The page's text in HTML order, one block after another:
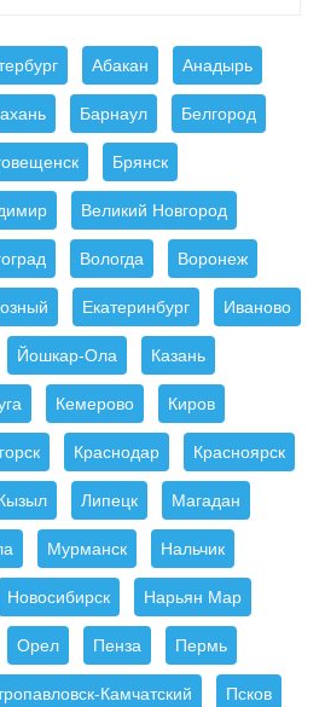
Абакан Анадырь
Барнаул Белгород
Брянск
Великий Новгород
Вологда Воронеж
Екатеринбург Иваново
Йошкар-Ола Казань
Кемерово Киров
Краснодар Красноярск
Липецк Магадан
Мурманск Нальчик
Новосибирск Нарьян Мар
Орел Пенза Пермь
Камчатский Псков